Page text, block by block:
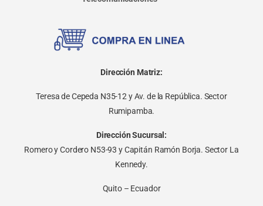
Dirección Matriz:
Teresa de Cepeda N35-12 y Av. de la República. Sector
Rumipamba.
Dirección Sucursal:
Romero y Cordero N53-93 y Capitán Ramón Borja. Sector La
Kennedy.
Quito – Ecuador